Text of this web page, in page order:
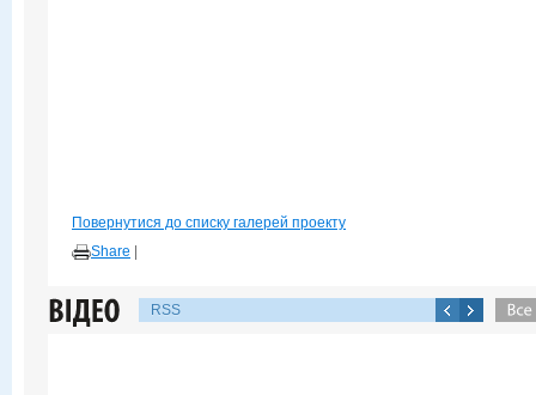
Повернутися до списку галерей проекту
Share
RSS